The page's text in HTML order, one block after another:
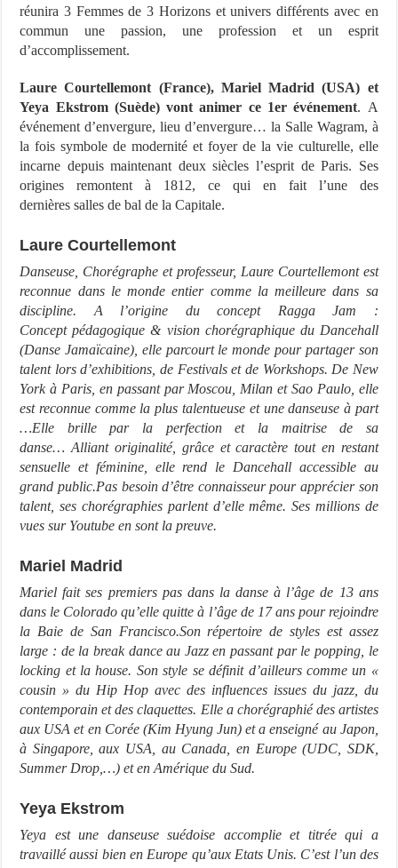
réunira 3 Femmes de 3 Horizons et univers différents avec en
commun une passion, une profession et un esprit
d’accomplissement.
Laure Courtellemont (France), Mariel Madrid (USA) et
Yeya Ekstrom (Suède) vont animer ce 1er événement. A
événement d’envergure, lieu d’envergure… la Salle Wagram, à
la fois symbole de modernité et foyer de la vie culturelle, elle
incarne depuis maintenant deux siècles l’esprit de Paris. Ses
origines remontent à 1812, ce qui en fait l’une des
dernières salles de bal de la Capitale.
Laure Courtellemont
Danseuse, Chorégraphe et professeur, Laure Courtellemont est
reconnue dans le mondeentier comme la meilleure dans sa
discipline. A l’origine du concept Ragga Jam :
Conceptpédagogique & vision chorégraphique du Dancehall
(Danse Jamaïcaine), elle parcourt lemonde pour partager son
talent lors d’exhibitions, de Festivals et de Workshops. De New
York à Paris, en passant par Moscou, Milan et Sao Paulo, elle
est reconnue comme la plus talentueuse et une danseuse à part
…Elle brille par la perfection et la maitrise de sa
danse…Alliant originalité, grâce et caractère tout en restant
sensuelle et féminine, elle rend le Dancehall accessible au
grand public.Pas besoin d’être connaisseur pour apprécier son
talent, ses chorégraphies parlent d’elle même. Ses millions de
vues sur Youtube en sont la preuve.
Mariel Madrid
Mariel fait ses premiers pas dans la danse à l’âge de 13 ans
dans le Colorado qu’elle quitte à l’âge de 17 ans pour rejoindre
la Baie de San Francisco.Son répertoire de styles est assez
large : de la break dance au Jazz en passant par le popping, le
locking et la house. Son style se définit d’ailleurs commeun «
cousin » du Hip Hop avec des influences issues du jazz, du
contemporain et des claquettes. Elle a chorégraphié des artistes
aux USA et en Corée (Kim Hyung Jun) et a enseigné au Japon,
à Singapore, aux USA, au Canada, en Europe (UDC, SDK,
Summer Drop,…) et en Amérique duSud.
Yeya Ekstrom
Yeya est une danseuse suédoise accomplie et titrée qui a
travaillé aussi bien en Europe qu’aux Etats Unis. C’est l’un des